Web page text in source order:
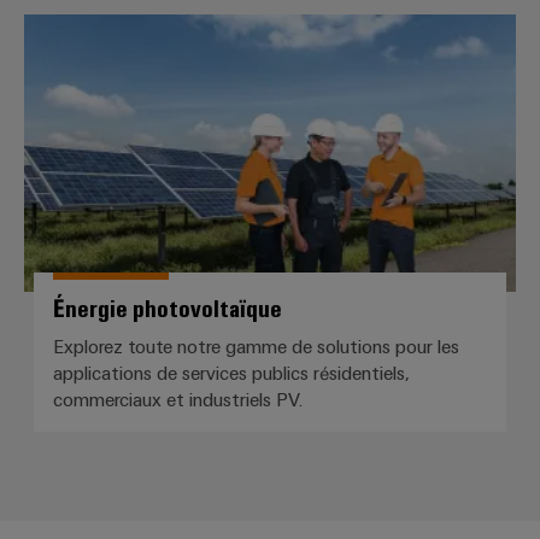
Énergie photovoltaïque
Énergie photovoltaïque
Explorez toute notre gamme de solutions pour les
applications de services publics résidentiels,
commerciaux et industriels PV.